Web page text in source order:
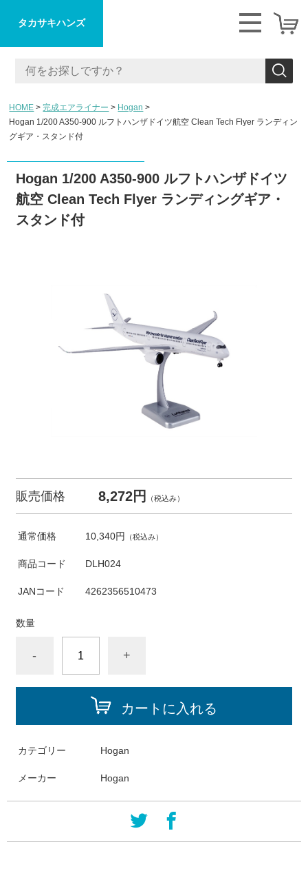
タカサキハンズ
HOME 完成エアライナー
Hogan
Hogan 1/200 A350-900 ルフトハンザドイツ航空 Clean Tech Flyer ランディン
グギア・スタンド付
Hogan 1/200 A350-900 ルフトハンザドイツ
航空 Clean Tech Flyer ランディングギア・
スタンド付
販売価格 8,272円 （税込み）
通常価格 10,340円 （税込み）
商品コード DLH024
JANコード 4262356510473
数量
- +
カートに入れる
カテゴリー Hogan
メーカー Hogan